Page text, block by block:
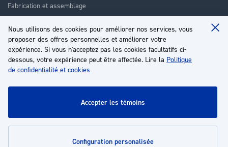
Nous utilisons des cookies pour améliorer nos services, vous
proposer des offres personnelles et améliorer votre
expérience. Si vous n'acceptez pas les cookies facultatifs ci-
dessous, votre expérience peut être affectée. Lire la Politique
de confidentialité et cookies
accepter les témoins
configuration personalisée
Fabrication et assemblage
Réparation
Formation
À propos
Service client